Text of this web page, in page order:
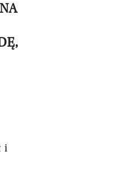
i